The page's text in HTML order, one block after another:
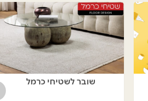
שובר לשטיחי כרמל